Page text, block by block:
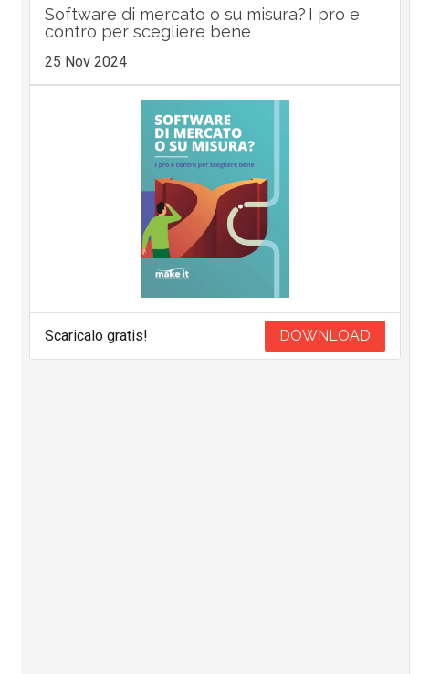
Software di mercato o su misura? I pro e
contro per scegliere bene
25 Nov 2024
Scaricalo gratis! DOWNLOAD